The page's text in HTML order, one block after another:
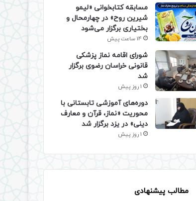
مسابقه کتابخوانی «لیمو
شیرین روح» در چهارمحال و
بختیاری برگزار می‌شود
14 ساعت پیش
شورای اقامه نماز پزشکی
قانونی خراسان رضوی برگزار
شد
1 روز پیش
دوره‌های آموزشی تابستانی با
محوریت «نماز، قرآن و معارف
دینی» در یزد برگزار شد
1 روز پیش
مطالب پیشنهادی